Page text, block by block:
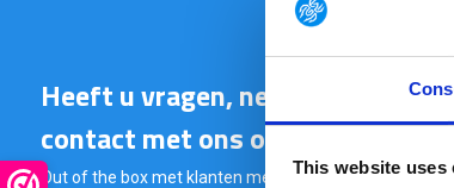
This website uses
Heeft u vragen, neem gerust
contact met ons op.
Out of the box met klanten meedenken